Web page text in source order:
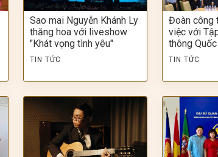
Sao mai Nguyễn Khánh Ly
thăng hoa với liveshow
"Khát vọng tình yêu"
TIN TỨC
Đoàn công
việc với
thông
TIN TỨC